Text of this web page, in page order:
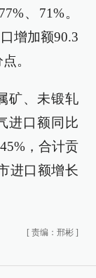
、71%。
增加额90.3
。
矿、未锻轧
进口额同比
，合计贡
进口额增长
[ 责编：邢彬 ]